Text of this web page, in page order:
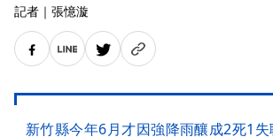
記者 ｜ 張憶漩
新竹縣今年6月才因強降雨釀成2死1